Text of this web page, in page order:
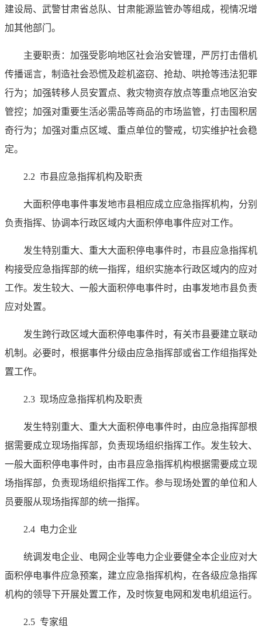
建设局、武警甘肃省总队、甘肃能源监管办等组成，视情况增
加其他部门。
主要职责：加强受影响地区社会治安管理，严厉打击借机
传播谣言，制造社会恐慌及趁机盗窃、抢劫、哄抢等违法犯罪
行为；加强转移人员安置点、救灾物资存放点等重点地区治安
管控；加强对重要生活必需品等商品的市场监管，打击囤积居
奇行为；加强对重点区域、重点单位的警戒，切实维护社会稳
定。
2.2 市县应急指挥机构及职责
大面积停电事件事发地市县相应成立应急指挥机构，分别
负责指挥、协调本行政区域内大面积停电事件应对工作。
发生特别重大、重大大面积停电事件时，市县应急指挥机
构接受应急指挥部的统一指挥，组织实施本行政区域内的应对
工作。发生较大、一般大面积停电事件时，由事发地市县负责
应对处置。
发生跨行政区域大面积停电事件时，有关市县要建立联动
机制。必要时，根据事件分级由应急指挥部或省工作组指挥处
置工作。
2.3 现场应急指挥机构及职责
发生特别重大、重大大面积停电事件时，由应急指挥部根
据需要成立现场指挥部，负责现场组织指挥工作。发生较大、
一般大面积停电事件时，由市县应急指挥机构根据需要成立现
场指挥部，负责现场组织指挥工作。参与现场处置的单位和人
员要服从现场指挥部的统一指挥。
2.4 电力企业
统调发电企业、电网企业等电力企业要健全本企业应对大
面积停电事件应急预案，建立应急指挥机构，在各级应急指挥
机构的领导下开展处置工作，及时恢复电网和发电机组运行。
2.5 专家组